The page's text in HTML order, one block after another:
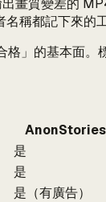
稱都記下來的
」的基本面。
AnonStories
是
是
是（有廣告）